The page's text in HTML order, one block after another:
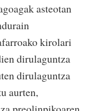
asteotan
kirolari
dirulaguntza
dirulaguntza
aurten,